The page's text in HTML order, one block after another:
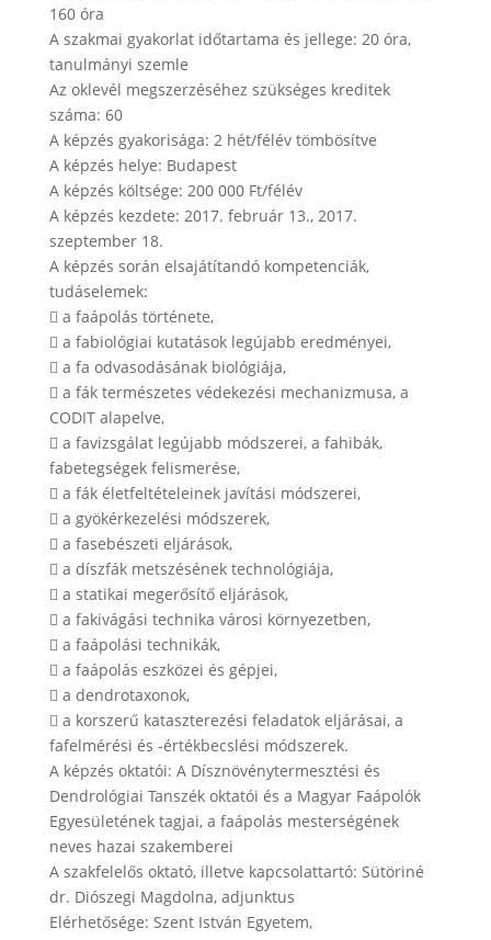
160 óra
A szakmai gyakorlat időtartama és jellege: 20 óra,
tanulmányi szemle
Az oklevél megszerzéséhez szükséges kreditek
száma: 60
A képzés gyakorisága: 2 hét/félév tömbösítve
A képzés helye: Budapest
A képzés költsége: 200 000 Ft/félév
A képzés kezdete: 2017. február 13., 2017.
szeptember 18.
A képzés során elsajátítandó kompetenciák,
tudáselemek:
 a faápolás története,
 a fabiológiai kutatások legújabb eredményei,
 a fa odvasodásának biológiája,
 a fák természetes védekezési mechanizmusa, a
CODIT alapelve,
 a favizsgálat legújabb módszerei, a fahibák,
fabetegségek felismerése,
 a fák életfeltételeinek javítási módszerei,
 a gyökérkezelési módszerek,
 a fasebészeti eljárások,
 a díszfák metszésének technológiája,
 a statikai megerősítő eljárások,
 a fakivágási technika városi környezetben,
 a faápolási technikák,
 a faápolás eszközei és gépjei,
 a dendrotaxonok,
 a korszerű kataszterezési feladatok eljárásai, a
fafelmérési és -értékbecslési módszerek.
A képzés oktatói: A Dísznövénytermesztési és
Dendrológiai Tanszék oktatói és a Magyar Faápolók
Egyesületének tagjai, a faápolás mesterségének
neves hazai szakemberei
A szakfelelős oktató, illetve kapcsolattartó: Sütöriné
dr. Diószegi Magdolna, adjunktus
Elérhetősége: Szent István Egyetem,